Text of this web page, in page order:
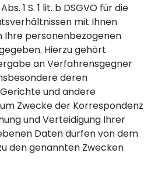
1 S. 1 lit. b DSGVO für die
mit Ihnen
personenbezogenen
Hierzu gehört
an Verfahrensgegner
deren
und andere
Zwecke der Korrespondenz
und Verteidigung Ihrer
Daten dürfen von dem
den genannten Zwecken